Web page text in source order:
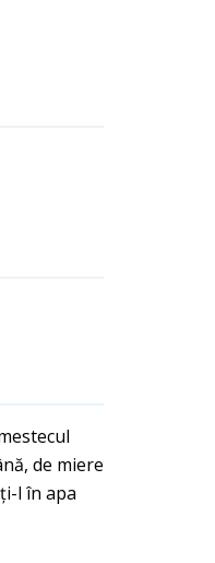
de miere
l în apa